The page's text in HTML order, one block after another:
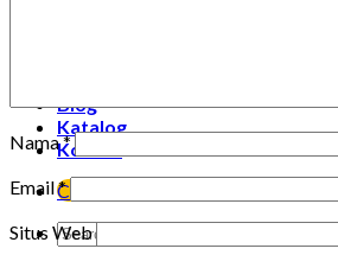
Blog
Katalog
Kontak
Company Profile
Nama*
Email*
Situs Web